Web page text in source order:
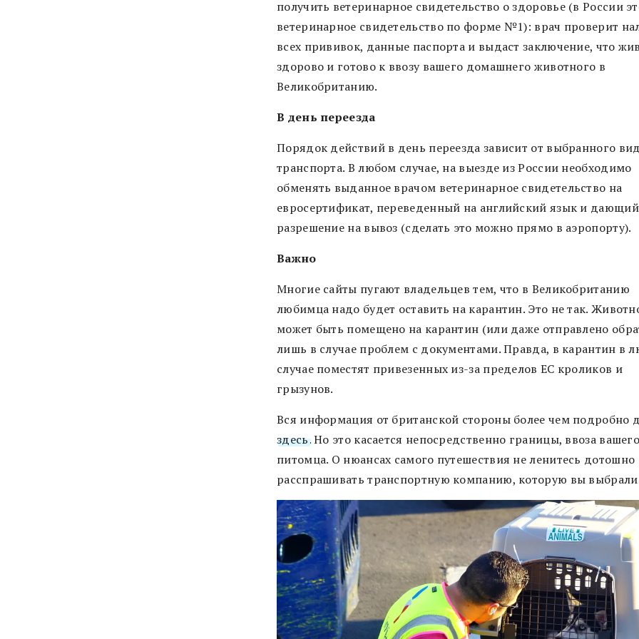
получить ветеринарное свидетельство о здоровье (в России
ветеринарное свидетельство по форме №1): врач проверит
всех прививок, данные паспорта и выдаст заключение, что
здорово и готово к ввозу вашего домашнего животного в
Великобританию.
В день переезда
Порядок действий в день переезда зависит от выбранного
транспорта. В любом случае, на выезде из России необходимо
обменять выданное врачом ветеринарное свидетельство на
евросертификат, переведенный на английский язык и дающий
разрешение на вывоз (сделать это можно прямо в аэропорту).
Важно
Многие сайты пугают владельцев тем, что в Великобританию
любимца надо будет оставить на карантин. Это не так.
может быть помещено на карантин (или даже отправлено
лишь в случае проблем с документами. Правда, в карантин в
случае поместят привезенных из-за пределов ЕС кроликов и
грызунов.
Вся информация от британской стороны более чем подробно
здесь. Но это касается непосредственно границы, ввоза вашего
питомца. О нюансах самого путешествия не ленитесь дотошно
расспрашивать транспортную компанию, которую вы